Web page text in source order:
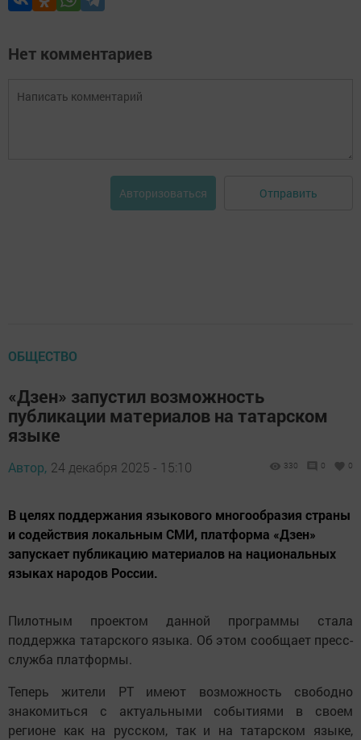
Нет комментариев
Авторизоваться Отправить
ОБЩЕСТВО
«Дзен» запустил возможность
публикации материалов на татарском
языке
Автор, 24 декабря 2025 - 15:10 330 0 0
В целях поддержания языкового многообразия страны
и содействия локальным СМИ, платформа «Дзен»
запускает публикацию материалов на национальных
языках народов России.
Пилотным проектом данной программы стала
поддержка татарского языка. Об этом сообщает пресс-
служба платформы.
Теперь жители РТ имеют возможность свободно
знакомиться с актуальными событиями в своем
регионе как на русском, так и на татарском языке,